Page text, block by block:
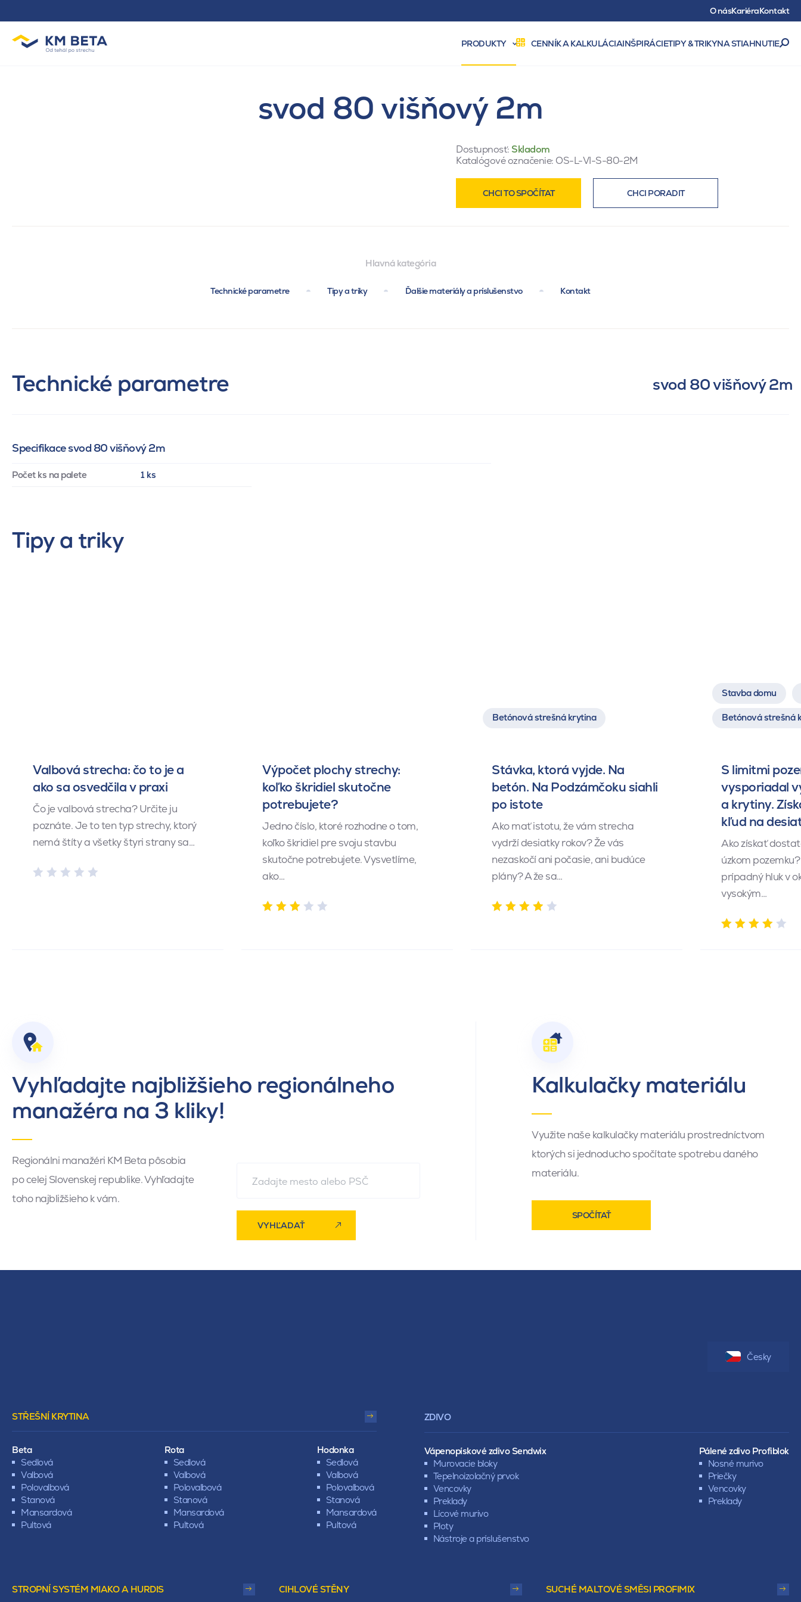
O násKariéraKontakt
PRODUKTY CENNÍK A KALKULÁCIAINŠPIRÁCIETIPY & TRIKYNA STIAHNUTIE
svod 80 višňový 2m
Dostupnosť: Skladom
Katalógové označenie: OS-L-VI-S-80-2M
CHCI TO SPOČÍTAT CHCI PORADIT
Hlavná kategória
Technické parametre Tipy a triky Ďalšie materiály a príslušenstvo Kontakt
Technické parametre svod 80 višňový 2m
Specifikace svod 80 višňový 2m
Počet ks na palete 1 ks
Tipy a triky
Valbová strecha: čo to je a
ako sa osvedčila v praxi
Čo je valbová strecha? Určite ju
poznáte. Je to ten typ strechy, ktorý
nemá štíty a všetky štyri strany sa…
Výpočet plochy strechy:
koľko škridiel skutočne
potrebujete?
Jedno číslo, ktoré rozhodne o tom,
koľko škridiel pre svoju stavbu
skutočne potrebujete. Vysvetlíme,
ako…
Betónová strešná krytina
Stávka, ktorá vyjde. Na
betón. Na Podzámčoku siahli
po istote
Ako mať istotu, že vám strecha
vydrží desiatky rokov? Že vás
nezaskočí ani počasie, ani budúce
plány? A že sa…
Stavba domu
Betónová strešná
S limitmi
vysporiadal
a krytiny.
kľud na
Ako získať
úzkom
prípadný hluk v
vysokým…
Vyhľadajte najbližšieho regionálneho
manažéra na 3 kliky!
Regionálni manažéri KM Beta pôsobia
po celej Slovenskej republike. Vyhľadajte
toho najbližšieho k vám.
VYHĽADAŤ
Kalkulačky materiálu
Využite naše kalkulačky materiálu prostredníctvom
ktorých si jednoducho spočítate spotrebu daného
materiálu.
SPOČÍTAŤ
STŘEŠNÍ KRYTINA
Beta
Sedlová
Valbová
Polovalbová
Stanová
Mansardová
Pultová
Rota
Sedlová
Valbová
Polovalbová
Stanová
Mansardová
Pultová
Hodonka
Sedlová
Valbová
Polovalbová
Stanová
Mansardová
Pultová
ZDIVO
Vápenopískové zdivo Sendwix
Murovacie bloky
Tepelnoizolačný prvok
Vencovky
Preklady
Lícové murivo
Ploty
Nástroje a príslušenstvo
Pálené zdivo Profiblok
Nosné murivo
Priečky
Vencovky
Preklady
STROPNÍ SYSTÉM MIAKO A HURDIS CIHLOVÉ STĚNY SUCHÉ MALTOVÉ SMĚSI PROFIMIX
Česky